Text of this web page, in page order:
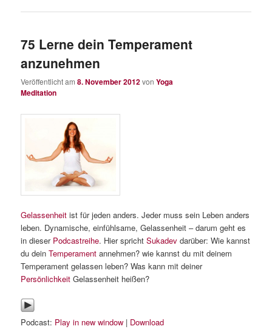
75 Lerne dein Temperament
anzunehmen
Veröffentlicht am8. November 2012vonYoga
Meditation
Gelassenheit ist für jeden anders. Jeder muss sein Leben anders
leben. Dynamische, einfühlsame, Gelassenheit – darum geht es
in dieser Podcastreihe. Hier sprichtSukadev darüber: Wie kannst
du deinTemperament annehmen? wie kannst du mit deinem
Temperament gelassen leben? Was kann mit deiner
Persönlichkeit Gelassenheit heißen?
Podcast: Play in new window | Download